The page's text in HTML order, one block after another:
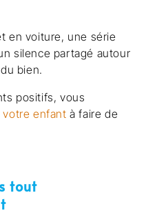
en voiture, une série
silence partagé autour
bien.
positifs, vous
votre enfant à faire de
tout